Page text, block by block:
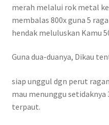
merah melalui rok metal
membalas 800x guna 5
hendak meluluskan Kamu
Guna dua-duanya, Dikau
siap unggul dgn perut
mau menunggu setidaknya
terpaut.